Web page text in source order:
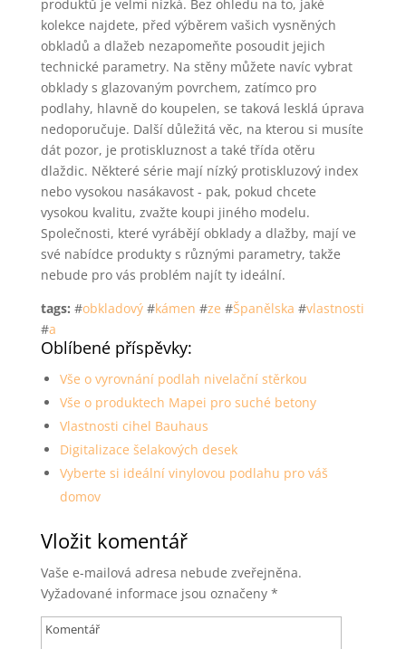
produktů je velmi nízká. Bez ohledu na to, jaké
kolekce najdete, před výběrem vašich vysněných
obkladů a dlažeb nezapomeňte posoudit jejich
technické parametry. Na stěny můžete navíc vybrat
obklady s glazovaným povrchem, zatímco pro
podlahy, hlavně do koupelen, se taková lesklá úprava
nedoporučuje. Další důležitá věc, na kterou si musíte
dát pozor, je protiskluznost a také třída otěru
dlaždic. Některé série mají nízký protiskluzový index
nebo vysokou nasákavost - pak, pokud chcete
vysokou kvalitu, zvažte koupi jiného modelu.
Společnosti, které vyrábějí obklady a dlažby, mají ve
své nabídce produkty s různými parametry, takže
nebude pro vás problém najít ty ideální.
tags: #obkladový#kámen #ze #Španělska #vlastnosti
#a
Oblíbené příspěvky:
Vše o vyrovnání podlah nivelační stěrkou
Vše o produktech Mapei pro suché betony
Vlastnosti cihel Bauhaus
Digitalizace šelakových desek
Vyberte si ideální vinylovou podlahu pro váš
domov
Vložit komentář
Vaše e-mailová adresa nebude zveřejněna.
Vyžadované informace jsou označeny *